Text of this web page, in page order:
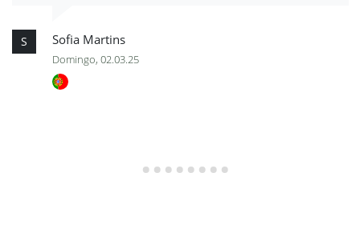
S Sofia Martins
Domingo, 02.03.25